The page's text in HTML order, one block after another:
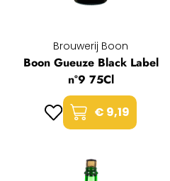
Brouwerij Boon
Boon Gueuze Black Label
n°9 75Cl
€ 9,19